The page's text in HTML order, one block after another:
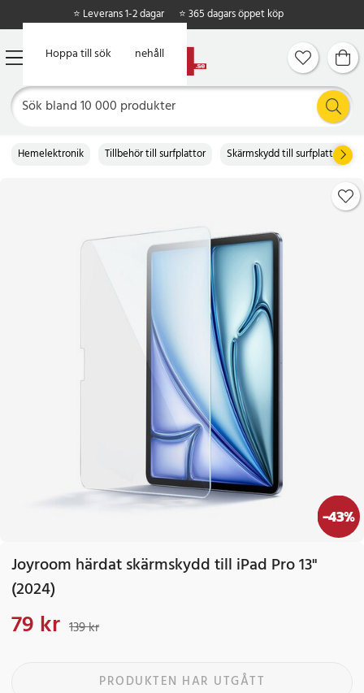
Hoppa till huvudinnehåll
Hoppa till sök
⭐ Leverans 1-2 dagar ⭐ 365 dagars öppet köp
Hemelektronik Tillbehör till surfplattor Skärmskydd till surfplattor
-43%
Joyroom härdat skärmskydd till iPad Pro 13"
(2024)
Nuvarande pris
79 kr 139 kr
PRODUKTEN HAR UTGÅTT